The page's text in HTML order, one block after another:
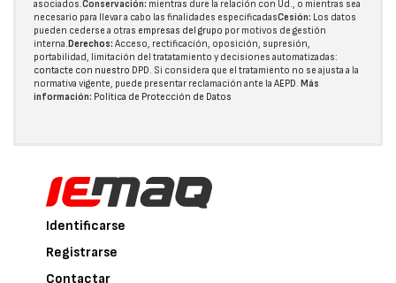
asociados.Conservación: mientras dure la relación con Ud., o mientras sea
necesario para llevar a cabo las finalidades especificadasCesión: Los datos
pueden cederse a otras empresas del grupo por motivos de gestión
interna.Derechos: Acceso, rectificación, oposición, supresión,
portabilidad, limitación del tratatamiento y decisiones automatizadas:
contacte con nuestro DPD. Si considera que el tratamiento no se ajusta a la
normativa vigente, puede presentar reclamación ante la AEPD. Más
información: Política de Protección de Datos
Identificarse
Registrarse
Contactar